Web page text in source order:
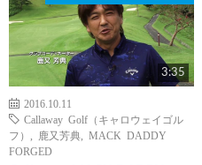
3:35
2016.10.11
Callaway Golf（キャロウェイゴル
フ）
鹿又芳典
MACK DADDY
FORGED